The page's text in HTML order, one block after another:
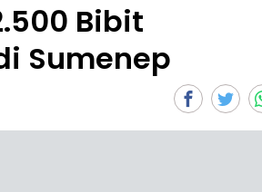
Bibit
Sumenep